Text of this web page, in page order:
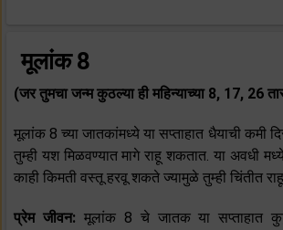
मूलांक 8
(जर तुमचा जन्म कुठल्या ही महिन्याच्या 8, 17, 26
मूलांक 8 च्या जातकांमध्ये या सप्ताहात धैयाची कमी
तुम्ही यश मिळवण्यात मागे राहू शकतात. या अवधी
काही किमती वस्तू हरवू शकते ज्यामुळे तुम्ही चिंतीत
प्रेम जीवन: मूलांक 8 चे जातक या सप्ताहात